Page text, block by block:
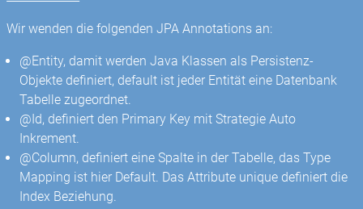
Wir wenden die folgenden JPA Annotations an:
@Entity, damit werden Java Klassen als Persistenz-
Objekte definiert, default ist jeder Entität eine Datenbank
Tabelle zugeordnet.
@Id, definiert den Primary Key mit Strategie Auto
Inkrement.
@Column, definiert eine Spalte in der Tabelle, das Type
Mapping ist hier Default. Das Attribute unique definiert die
Index Beziehung.